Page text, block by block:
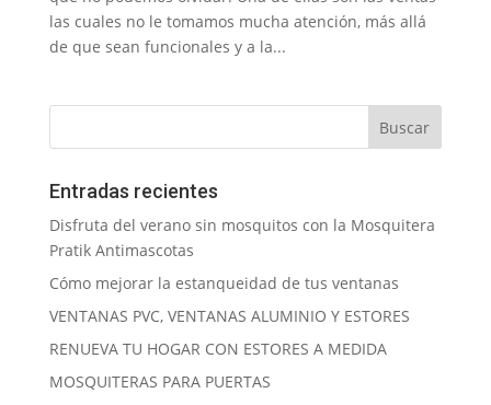
las cuales no le tomamos mucha atención, más allá
de que sean funcionales y a la...
Entradas recientes
Disfruta del verano sin mosquitos con la Mosquitera
Pratik Antimascotas
Cómo mejorar la estanqueidad de tus ventanas
VENTANAS PVC, VENTANAS ALUMINIO Y ESTORES
RENUEVA TU HOGAR CON ESTORES A MEDIDA
MOSQUITERAS PARA PUERTAS